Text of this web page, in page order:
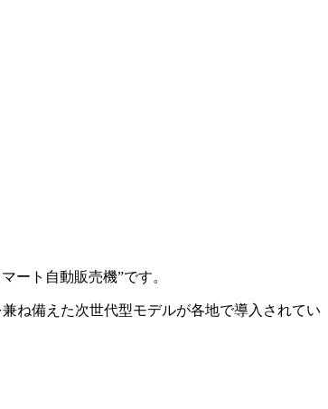
ート自動販売機”です。
ね備えた次世代型モデルが各地で導入されてい